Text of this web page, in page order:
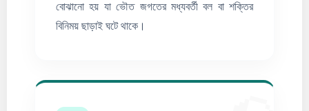
বোঝানো হয় যা ভৌত জগতের মধ্যবর্তী বল বা শক্তির
বিনিময় ছাড়াই ঘটে থাকে।